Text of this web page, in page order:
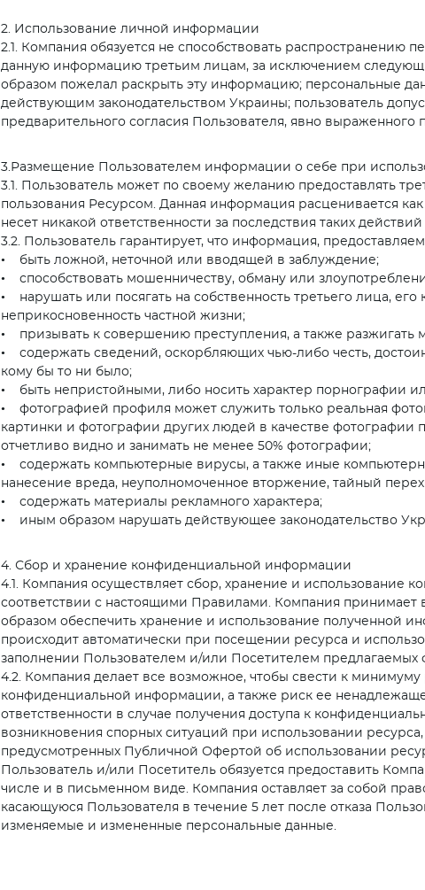
2. Использование личной информации
2.1. Компания обязуется не способствовать распространению
данную информацию третьим лицам, за исключением
образом пожелал раскрыть эту информацию; персональные
действующим законодательством Украины; пользователь
предварительного согласия Пользователя, явно выраженного
3.Размещение Пользователем информации о себе при
3.1. Пользователь может по своему желанию предоставлять
пользования Ресурсом. Данная информация расценивается
несет никакой ответственности за последствия таких
3.2. Пользователь гарантирует, что информация,
• быть ложной, неточной или вводящей в заблуждение;
• способствовать мошенничеству, обману или
• нарушать или посягать на собственность третьего лица,
неприкосновенность частной жизни;
• призывать к совершению преступления, а также разжигать
• содержать сведений, оскорбляющих чью-либо честь,
кому бы то ни было;
• быть непристойными, либо носить характер порнографии
• фотографией профиля может служить только реальная
картинки и фотографии других людей в качестве
отчетливо видно и занимать не менее 50% фотографии;
• содержать компьютерные вирусы, а также иные
нанесение вреда, неуполномоченное вторжение, тайный
• содержать материалы рекламного характера;
• иным образом нарушать действующее законодательство
4. Сбор и хранение конфиденциальной информации
4.1. Компания осуществляет сбор, хранение и использование
соответствии с настоящими Правилами. Компания
образом обеспечить хранение и использование полученной
происходит автоматически при посещении ресурса и
заполнении Пользователем и/или Посетителем предлагаемых
4.2. Компания делает все возможное, чтобы свести к
конфиденциальной информации, а также риск ее
ответственности в случае получения доступа к
возникновения спорных ситуаций при использовании
предусмотренных Публичной Офертой об использовании
Пользователь и/или Посетитель обязуется предоставить
числе и в письменном виде. Компания оставляет за собой
касающуюся Пользователя в течение 5 лет после отказа
изменяемые и измененные персональные данные.